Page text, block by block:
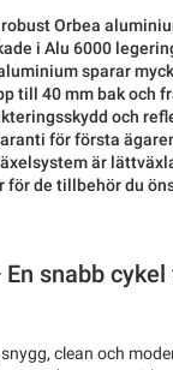
Orbea
i Alu 6000
sparar
till 40 mm bak och
och
för första
är
för de tillbehör du
snabb
clean och